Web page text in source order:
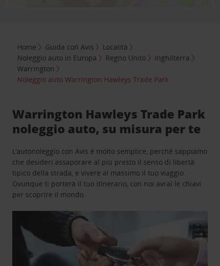
Home Guida con Avis
Località
Noleggio auto in Europa
Regno Unito
Inghilterra
Warrington
Noleggio auto Warrington Hawleys Trade Park
Warrington Hawleys Trade Park
noleggio auto, su misura per te
L’autonoleggio con Avis è molto semplice, perchè sappiamo
che desideri assaporare al più presto il senso di libertà
tipico della strada, e vivere al massimo il tuo viaggio.
Ovunque ti porterà il tuo itinerario, con noi avrai le chiavi
per scoprire il mondo.